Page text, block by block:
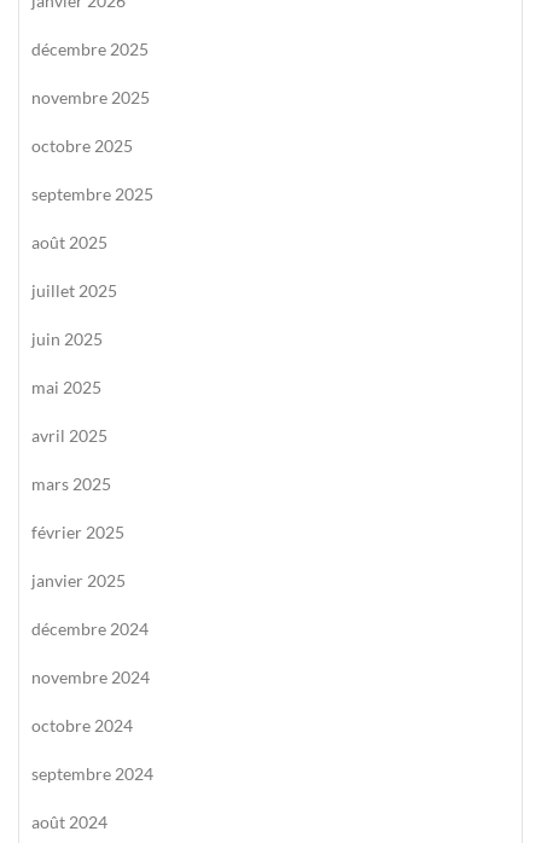
décembre 2025
novembre 2025
octobre 2025
septembre 2025
août 2025
juillet 2025
juin 2025
mai 2025
avril 2025
mars 2025
février 2025
janvier 2025
décembre 2024
novembre 2024
octobre 2024
septembre 2024
août 2024